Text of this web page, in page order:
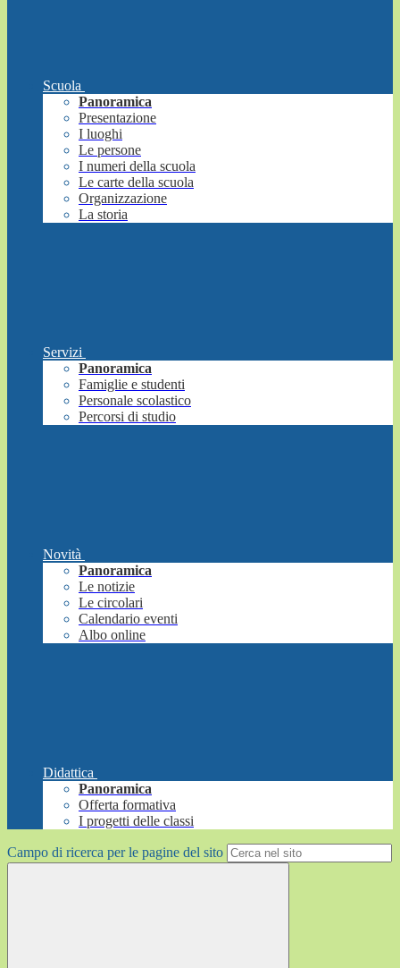
Scuola
Panoramica
Presentazione
I luoghi
Le persone
I numeri della scuola
Le carte della scuola
Organizzazione
La storia
Servizi
Panoramica
Famiglie e studenti
Personale scolastico
Percorsi di studio
Novità
Panoramica
Le notizie
Le circolari
Calendario eventi
Albo online
Didattica
Panoramica
Offerta formativa
I progetti delle classi
Campo di ricerca per le pagine del sito